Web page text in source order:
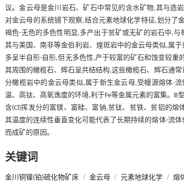
议。金云母是金川岩石、矿石中常见的含水矿物,其与造
对金云母的系统镜下观察,结合元素地球化学特征,划分了
褐色-无色的多色性明显,多产出于贫矿或无矿的岩石中,
其与美国、南非等金伯利岩、煌斑岩中的金云母类似,属
多呈半自形-自形,但无多色性,产于较富的矿石和蚀变较
其周围的橄榄石、辉石呈共结结构,这些橄榄石、辉石通
分橄榄岩中的金云母类似,属于新生金云母,受幔源熔体-
温、高钛、高氧逸度的环境,利于Fe等金属元素的富集。
含(Cl)挥发分的富镁、富硅、富钠,贫钛、贫铁、贫铝的
其温度的连续性垂直变化可能代表了长期持续的熔体-流
而成矿的原因。
关键词
金川铜镍(铂)硫化物矿床 / 金云母 / 元素地球化学 / 熔